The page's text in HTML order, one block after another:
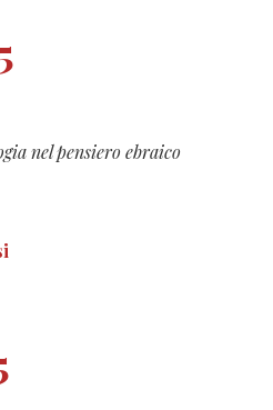
nel pensiero ebraico